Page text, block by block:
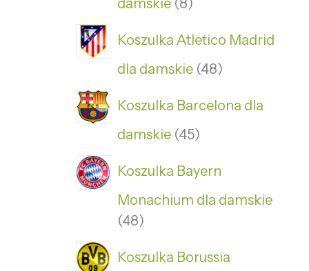
damskie 8
Koszulka Atletico Madrid
dla damskie 48
Koszulka Barcelona dla
damskie 45
Koszulka Bayern
Monachium dla damskie
48
Koszulka Borussia